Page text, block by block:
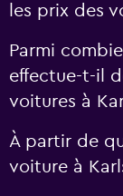
les prix des
Parmi
effectue-t-il
voitures à
À partir de
voiture à